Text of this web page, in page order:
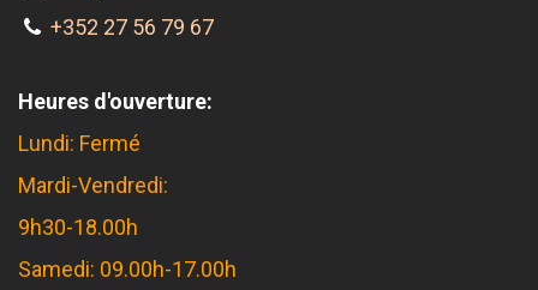
+352 27 56 79 67
Heures d'ouverture:
Lundi: Fermé
Mardi-Vendredi:
9h30-18.00h
Samedi: 09.00h-17.00h